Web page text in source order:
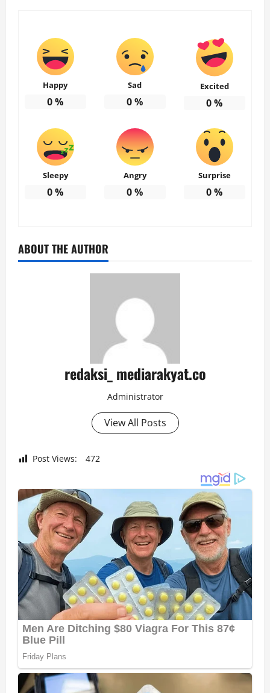
Happy
0%
Sad
0%
Excited
0%
Sleepy
0%
Angry
0%
Surprise
0%
ABOUT THE AUTHOR
redaksi_ mediarakyat.co
Administrator
View All Posts
Post Views: 472